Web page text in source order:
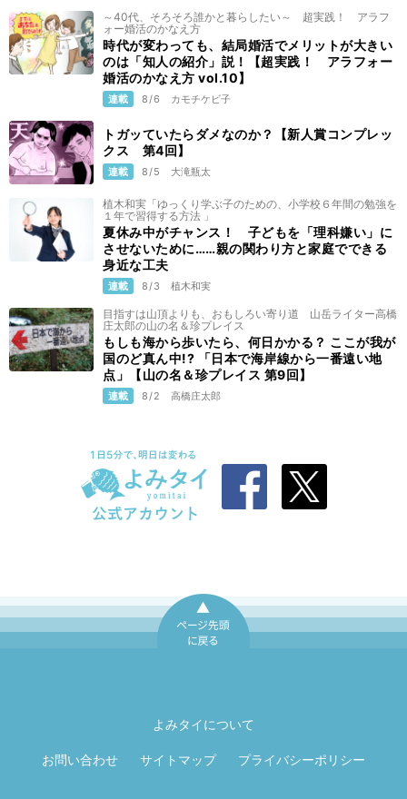
～40代、そろそろ誰かと暮らしたい～ 超実践！ アラフ
ォー婚活のかなえ方
時代が変わっても、結局婚活でメリットが大きい
のは「知人の紹介」説！【超実践！ アラフォー
婚活のかなえ方 vol.10】
連載 8/6 カモチケビ子
トガッていたらダメなのか？【新人賞コンプレッ
クス 第4回】
連載 8/5 大滝瓶太
植木和実「ゆっくり学ぶ子のための、小学校６年間の勉強を
１年で習得する方法 」
夏休み中がチャンス！ 子どもを「理科嫌い」に
させないために……親の関わり方と家庭でできる
身近な工夫
連載 8/3 植木和実
目指すは山頂よりも、おもしろい寄り道 山岳ライター高橋
庄太郎の山の名＆珍プレイス
もしも海から歩いたら、何日かかる？ ここが我が
国のど真ん中!? 「日本で海岸線から一番遠い地
点」【山の名＆珍プレイス 第9回】
連載 8/2 高橋庄太郎
よみタイについて
お問い合わせ サイトマップ プライバシーポリシー